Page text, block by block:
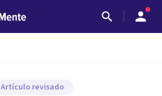
Artículo revisado